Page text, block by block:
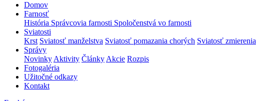
Domov
Farnosť
História Správcovia farnosti Spoločenstvá vo farnosti
Sviatosti
Krst Sviatosť manželstva Sviatosť pomazania chorých Sviatosť zmierenia
Správy
Novinky Aktivity Články Akcie Rozpis
Fotogaléria
Užitočné odkazy
Kontakt